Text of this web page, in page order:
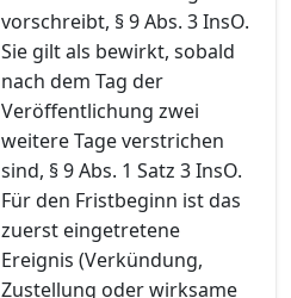
vorschreibt, § 9 Abs. 3 InsO.
Sie gilt als bewirkt, sobald
nach dem Tag der
Veröffentlichung zwei
weitere Tage verstrichen
sind, § 9 Abs. 1 Satz 3 InsO.
Für den Fristbeginn ist das
zuerst eingetretene
Ereignis (Verkündung,
Zustellung oder wirksame